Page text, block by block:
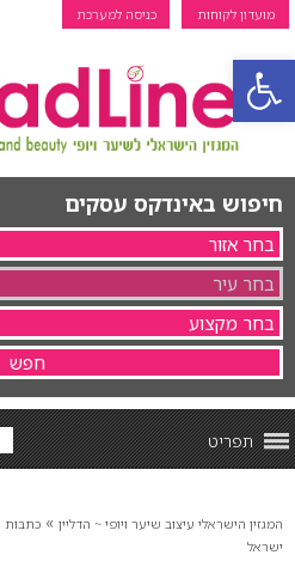
פתח סרגל נגישות
מועדון לקוחות כניסה למערכת
חיפוש באינדקס עסקים
תפריט
המגזין הישראלי עיצוב שיער ויופי ~ הדליין » כתבות
ישראל